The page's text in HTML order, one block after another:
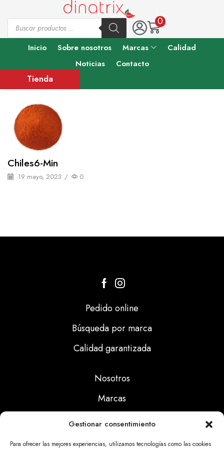
Gestionar consentimiento
Para ofrecer las mejores experiencias, utilizamos tecnologías como las cookies
0
Inicio Sobre nosotros Marcas
Calidad
Noticias
Contacto
Tienda
Chiles6-Min
19 mayo, 2023 / 0
Pedido online
Búsqueda por marca
Calidad garantizada
Nosotros
Marcas
Noticias